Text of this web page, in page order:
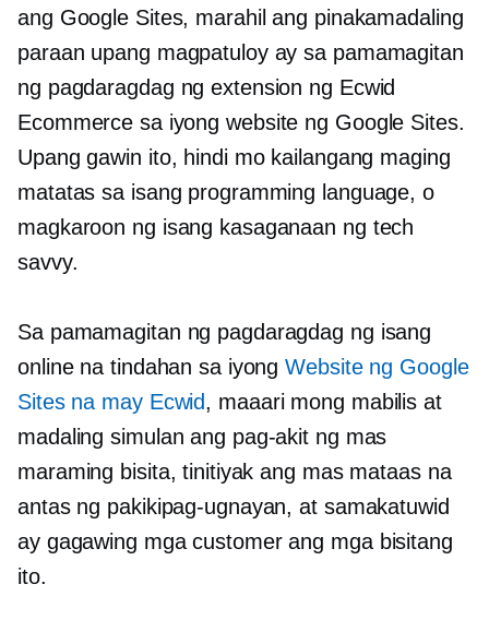
ang Google Sites, marahil ang pinakamadaling
paraan upang magpatuloy ay sa pamamagitan
ng pagdaragdag ng extension ng Ecwid
Ecommerce sa iyong website ng Google Sites.
Upang gawin ito, hindi mo kailangang maging
matatas sa isang programming language, o
magkaroon ng isang kasaganaan ng tech
savvy.
Sa pamamagitan ng pagdaragdag ng isang
online na tindahan sa iyongWebsite ng Google
Sites na may Ecwid, maaari mong mabilis at
madaling simulan ang pag-akit ng mas
maraming bisita, tinitiyak ang mas mataas na
antas ng pakikipag-ugnayan, at samakatuwid
ay gagawing mga customer ang mga bisitang
ito.